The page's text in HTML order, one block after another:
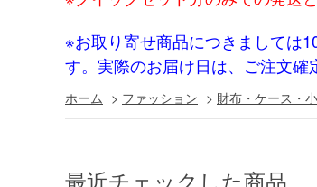
※お取り寄せ商品につきましては
す。実際のお届け日は、ご注文確
ホーム > ファッション > 財布・ケース・
最近チェックした商品